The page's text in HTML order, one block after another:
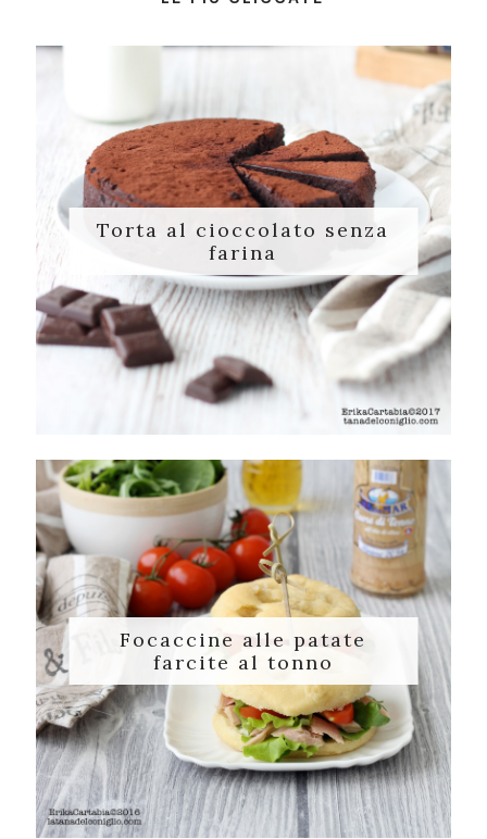
Torta al cioccolato senza
farina
Focaccine alle patate
farcite al tonno